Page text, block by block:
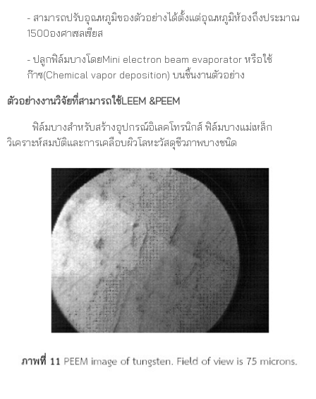
- สามารถปรับอุณหภูมิของตัวอย่างได้ตั้งแต่อุณหภูมิห้องถึงประมาณ
1500องศาเซลเซียส
- ปลูกฟิล์มบางโดยMini electron beam evaporator หรือใช้
ก๊าซ(Chemical vapor deposition) บนชิ้นงานตัวอย่าง
ตัวอย่างงานวิจัยที่สามารถใช้LEEM &PEEM
ฟิล์มบางสำหรับสร้างอุปกรณ์อิเลคโทรนิกส์ ฟิล์มบางแม่เหล็ก
วิเคราะห์สมบัติและการเคลือบผิวโลหะวัสดุชีวภาพบางชนิด